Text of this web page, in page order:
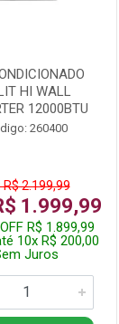
HI WALL
12000BTU
260400
R$ 2.199,99
1.999,99
R$ 1.899,99
10x R$ 200,00
Juros